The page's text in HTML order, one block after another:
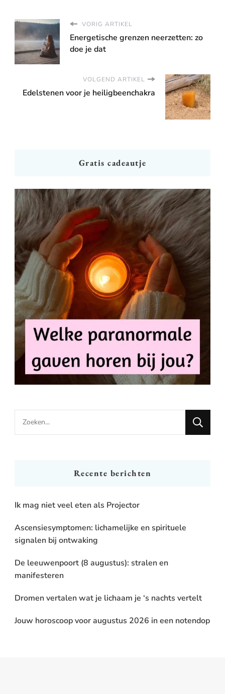
VORIG ARTIKEL
Energetische grenzen neerzetten: zo
doe je dat
VOLGEND ARTIKEL
Edelstenen voor je heiligbeenchakra
Gratis cadeautje
Looking
for
Recente berichten
Ik mag niet veel eten als Projector
Ascensiesymptomen: lichamelijke en spirituele
signalen bij ontwaking
De leeuwenpoort (8 augustus): stralen en
manifesteren
Dromen vertalen wat je lichaam je ‘s nachts vertelt
Jouw horoscoop voor augustus 2026 in een notendop